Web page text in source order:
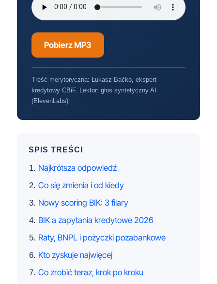
Pobierz MP3
Treść merytoryczna: Łukasz Baćko, ekspert
kredytowy CBiF. Lektor: głos syntetyczny AI
(ElevenLabs).
SPIS TREŚCI
Najkrótsza odpowiedź
Co się zmienia i od kiedy
Nowy scoring BIK: 3 filary
BIK a zapytania kredytowe 2026
Raty, BNPL i pożyczki pozabankowe
Kto zyskuje najwięcej
Co zrobić teraz, krok po kroku